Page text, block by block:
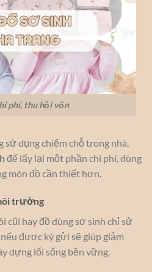
phí, thu hồi vốn
sử dụng chiếm chỗ trong nhà,
để lấy lại một phần chi phí, dùng
món đồ cần thiết hơn.
trường
cũi hay đồ dùng sơ sinh chỉ sử
được ký gửi sẽ giúp giảm
dựng lối sống bền vững.